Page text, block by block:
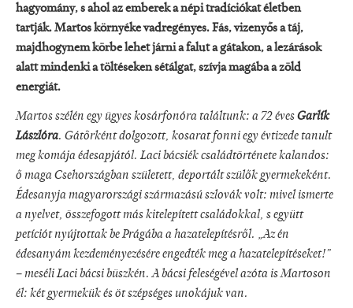
hagyomány, s ahol az emberek a népi tradíciókat életben
tartják. Martos környéke vadregényes. Fás, vizenyős a táj,
majdhogynem körbe lehet járni a falut a gátakon, a lezárások
alatt mindenki a töltéseken sétálgat, szívja magába a zöld
energiát.
Martos szélén egy ügyes kosárfonóra találtunk: a 72 évesGarlík
Lászlóra. Gátőrként dolgozott, kosarat fonni egy évtizede tanult
meg komája édesapjától. Laci bácsiék családtörténete kalandos:
ő maga Csehországban született, deportált szülők gyermekeként.
Édesanyja magyarországi származású szlovák volt: mivel ismerte
a nyelvet, összefogott más kitelepített családokkal, s együtt
petíciót nyújtottak be Prágába a hazatelepítésről. „Az én
édesanyám kezdeményezésére engedték meg a hazatelepítéseket!”
– meséli Laci bácsi büszkén. A bácsi feleségével azóta is Martoson
él: két gyermekük és öt szépséges unokájuk van.